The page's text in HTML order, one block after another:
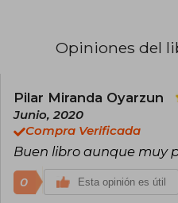
Opiniones del
Pilar Miranda Oyarzun
Junio, 2020
Compra Verificada
Buen libro aunque muy
0 Esta opinión es útil